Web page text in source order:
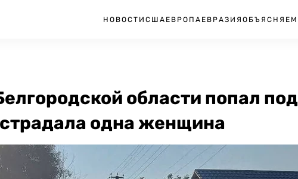
НОВОСТИ США ЕВРОПА ЕВРАЗИЯ ОБЪЯСНЯЕМ
области попал под
одна женщина